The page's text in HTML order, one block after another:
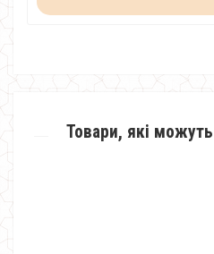
Товари, які